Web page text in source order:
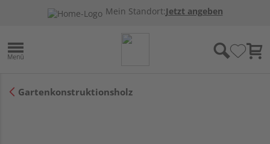
Mein Standort:Jetzt angeben
Gartenkonstruktionsholz